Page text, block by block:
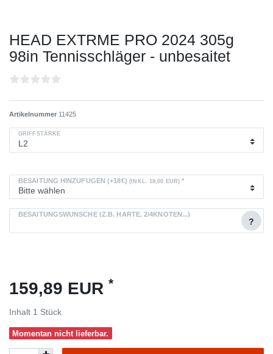
HEAD EXTRME PRO 2024 305g
98in Tennisschläger - unbesaitet
Artikelnummer 11425
GRIFFSTÄRKE
BESAITUNG HINZUFÜGEN (+18€) (INKL. 18,00 EUR) *
BESAITUNGSWÜNSCHE (Z.B. HÄRTE, 2/4KNOTEN...)
?
159,89 EUR *
Inhalt 1 Stück
Momentan nicht lieferbar.